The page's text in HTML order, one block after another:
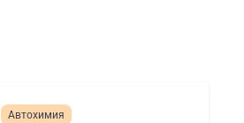
Автохимия